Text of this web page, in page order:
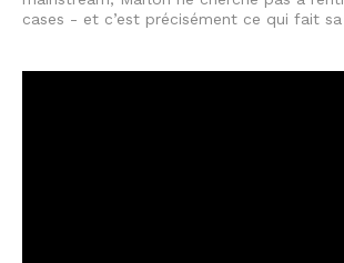
cases - et c’est précisément ce qui fait